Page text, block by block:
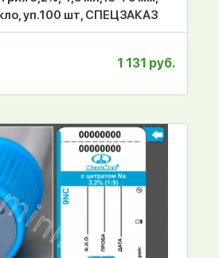
уп.100 шт, СПЕЦЗАКАЗ
1 131 руб.